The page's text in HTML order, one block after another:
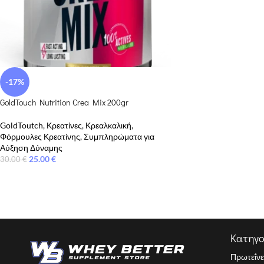
-17%
GoldTouch Nutrition Crea Mix 200gr
GoldToutch, Κρεατίνες, Κρεαλκαλική,
Φόρμουλες Κρεατίνης,Συμπληρώματα για
Αύξηση Δύναμης
30.00€ 25.00€